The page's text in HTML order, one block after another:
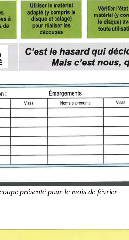
présenté pour le mois de février